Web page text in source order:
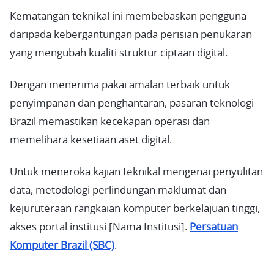
Kematangan teknikal ini membebaskan pengguna
daripada kebergantungan pada perisian penukaran
yang mengubah kualiti struktur ciptaan digital.
Dengan menerima pakai amalan terbaik untuk
penyimpanan dan penghantaran, pasaran teknologi
Brazil memastikan kecekapan operasi dan
memelihara kesetiaan aset digital.
Untuk meneroka kajian teknikal mengenai penyulitan
data, metodologi perlindungan maklumat dan
kejuruteraan rangkaian komputer berkelajuan tinggi,
akses portal institusi [Nama Institusi]. Persatuan
Komputer Brazil (SBC).